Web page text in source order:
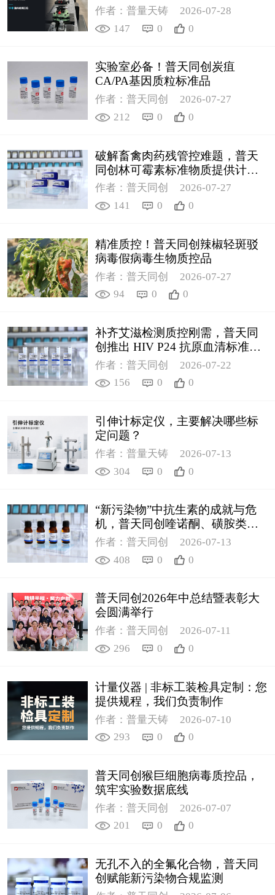
作者：普量天铸
2026-07-28
147
0 0
实验室必备！普天同创炭疽
CA/PA基因质粒标准品
作者：普天同创
2026-07-27
212
0 0
破解畜禽肉药残管控难题，普天
同创林可霉素标准物质提供计量
支撑
作者：普天同创
2026-07-27
141
0 0
精准质控！普天同创辣椒轻斑驳
病毒假病毒生物质控品
作者：普天同创
2026-07-27
94
0 0
补齐艾滋检测质控刚需，普天同
创推出 HIV P24 抗原血清标准物
质
作者：普天同创
2026-07-22
156
0 0
引伸计标定仪，主要解决哪些标
定问题？
作者：普量天铸
2026-07-13
304
0 0
“新污染物”中抗生素的成就与危
机，普天同创喹诺酮、磺胺类质
控新品筑牢环境安全防线
作者：普天同创
2026-07-13
408
0 0
普天同创2026年中总结暨表彰大
会圆满举行
作者：普天同创
2026-07-11
296
0 0
计量仪器 | 非标工装检具定制：您
提供规程，我们负责制作
作者：普量天铸
2026-07-10
293
0 0
普天同创猴巨细胞病毒质控品，
筑牢实验数据底线
作者：普天同创
2026-07-07
201
0 0
无孔不入的全氟化合物，普天同
创赋能新污染物合规监测